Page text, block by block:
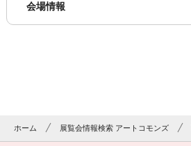
会場情報
ホーム 展覧会情報検索 アートコモンズ